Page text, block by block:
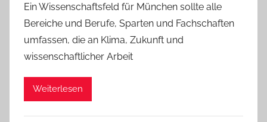
Ein Wissenschaftsfeld für München sollte alle
Bereiche und Berufe, Sparten und Fachschaften
umfassen, die an Klima, Zukunft und
wissenschaftlicher Arbeit
Weiterlesen